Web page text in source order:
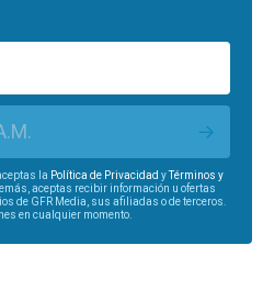
la Política de Privacidad yTérminos y
aceptas recibir información u ofertas
de GFR Media, sus afiliadas o de terceros.
en cualquier momento.